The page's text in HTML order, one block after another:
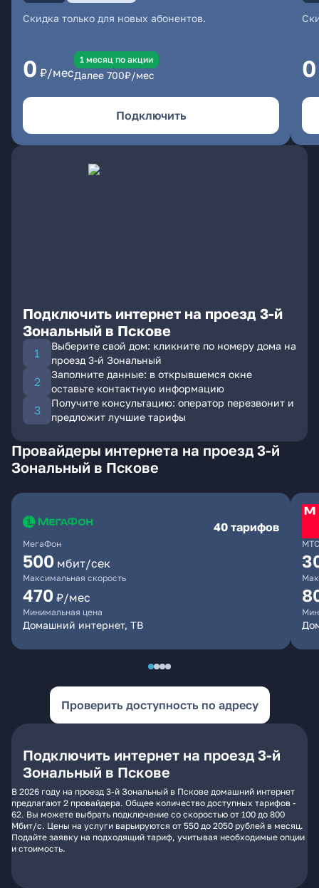
Скидка только для новых абонентов.
0 ₽/мес
1 месяц по акции
Далее 700₽/мес
Подключить
0
Подключить интернет на проезд 3-й
Зональный в Пскове
Выберите свой дом: кликните по номеру дома на
проезд 3-й Зональный
Заполните данные: в открывшемся окне
оставьте контактную информацию
Получите консультацию: оператор перезвонит и
предложит лучшие тарифы
Провайдеры интернета на проезд 3-й
Зональный в Пскове
МегаФон
40 тарифов
500 мбит/сек
Максимальная скорость
470 ₽/мес
Минимальная цена
Домашний интернет, ТВ
МТС
Проверить доступность по адресу
Подключить интернет на проезд 3-й
Зональный в Пскове
В 2026 году на проезд 3-й Зональный в Пскове домашний интернет
предлагают 2 провайдера. Общее количество доступных тарифов -
62. Вы можете выбрать подключение со скоростью от 100 до 800
Мбит/с. Цены на услуги варьируются от 550 до 2050 рублей в месяц.
Подайте заявку на подходящий тариф, учитывая необходимые опции
и стоимость.